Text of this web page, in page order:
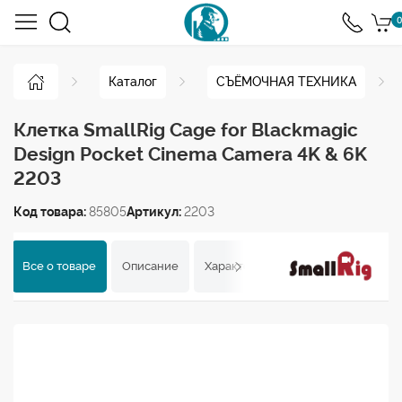
0
Каталог СЪЁМОЧНАЯ ТЕХНИКА
Клетка SmallRig Cage for Blackmagic
Design Pocket Cinema Camera 4K & 6K
2203
Код товара:85805Артикул:2203
Все о товаре Описание Характеристики Отзывы